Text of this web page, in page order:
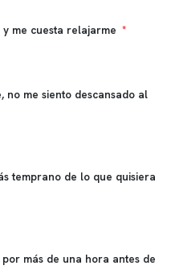
me cuesta relajarme
no me siento descansado al
temprano de lo que quisiera
más de una hora antes de